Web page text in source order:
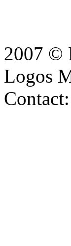
2007 ©
Logos
Contact: